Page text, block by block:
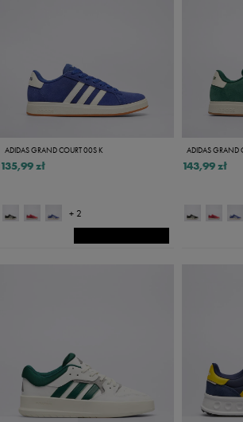
ADIDAS GRAND COURT 00S K
135,99 zł
+ 2
ADIDAS GRAND
143,99 zł